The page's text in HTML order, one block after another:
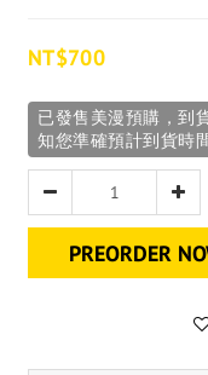
NT$700
已發售美漫預購，到
知您準確預計到貨時間
PREORDER